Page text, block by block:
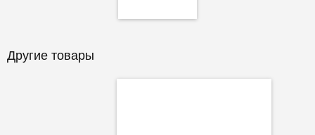
Другие товары